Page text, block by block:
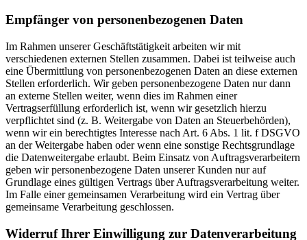
Empfänger von personenbezogenen Daten
Im Rahmen unserer Geschäftstätigkeit arbeiten wir mit
verschiedenen externen Stellen zusammen. Dabei ist teilweise auch
eine Übermittlung von personenbezogenen Daten an diese externen
Stellen erforderlich. Wir geben personenbezogene Daten nur dann
an externe Stellen weiter, wenn dies im Rahmen einer
Vertragserfüllung erforderlich ist, wenn wir gesetzlich hierzu
verpflichtet sind (z. B. Weitergabe von Daten an Steuerbehörden),
wenn wir ein berechtigtes Interesse nach Art. 6 Abs. 1 lit. f DSGVO
an der Weitergabe haben oder wenn eine sonstige Rechtsgrundlage
die Datenweitergabe erlaubt. Beim Einsatz von Auftragsverarbeitern
geben wir personenbezogene Daten unserer Kunden nur auf
Grundlage eines gültigen Vertrags über Auftragsverarbeitung weiter.
Im Falle einer gemeinsamen Verarbeitung wird ein Vertrag über
gemeinsame Verarbeitung geschlossen.
Widerruf Ihrer Einwilligung zur Datenverarbeitung